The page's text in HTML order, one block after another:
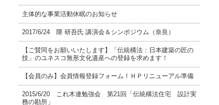
主体的な事業活動休眠のお知らせ
2017/6/24 隈 研吾氏 講演会＆シンポジウム（奈良）
【ご賛同をお願いいたします】「伝統構法：日本建築の匠の
技」のユネスコ無形文化遺産への登録を求めます！
【会員のみ】会員情報登録フォーム！ＨＰリニューアル準備
2015/6/20 これ木連勉強会 第21回「伝統構法住宅 設計実
務の勘所」